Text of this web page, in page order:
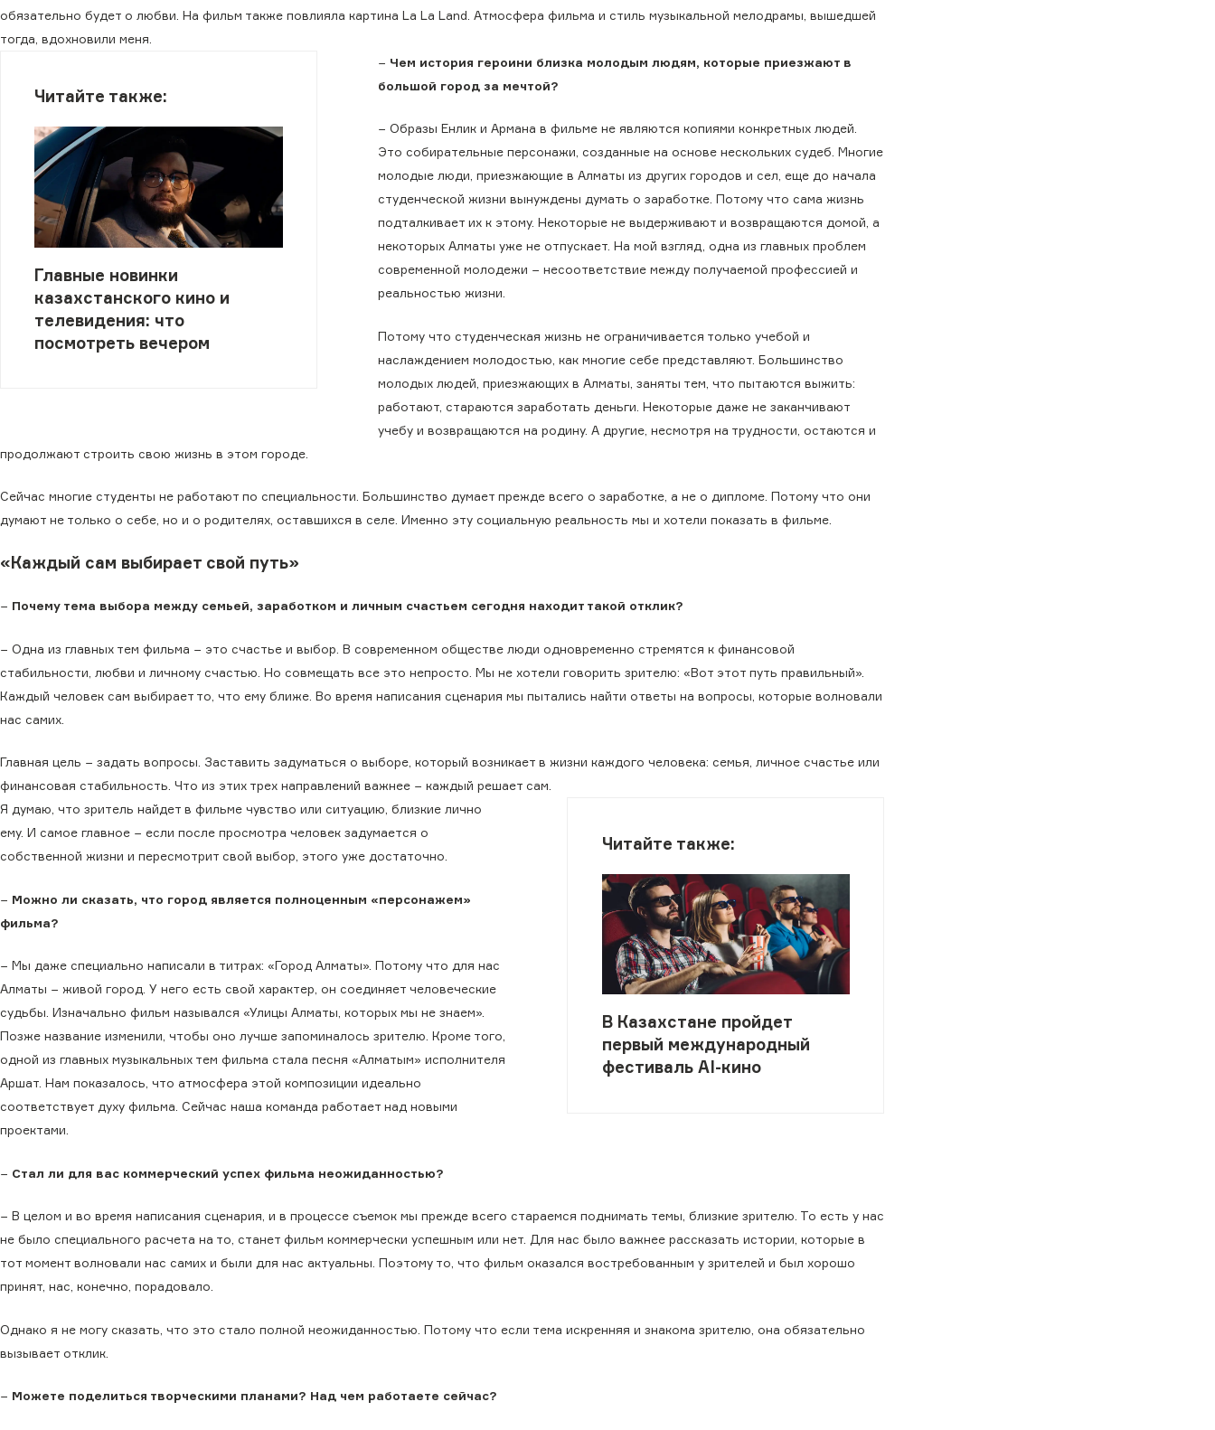
обязательно будет о любви. На фильм также повлияла картина La La Land. Атмосфера фильма и стиль музыкальной мелодрамы, вышедшей
тогда, вдохновили меня.
Читайте также:
Главные новинки
казахстанского кино и
телевидения: что
посмотреть вечером
− Чем история героини близка молодым людям, которые приезжают в
большой город за мечтой?
− Образы Енлик и Армана в фильме не являются копиями конкретных людей.
Это собирательные персонажи, созданные на основе нескольких судеб. Многие
молодые люди, приезжающие в Алматы из других городов и сел, еще до начала
студенческой жизни вынуждены думать о заработке. Потому что сама жизнь
подталкивает их к этому. Некоторые не выдерживают и возвращаются домой, а
некоторых Алматы уже не отпускает. На мой взгляд, одна из главных проблем
современной молодежи − несоответствие между получаемой профессией и
реальностью жизни.
Потому что студенческая жизнь не ограничивается только учебой и
наслаждением молодостью, как многие себе представляют. Большинство
молодых людей, приезжающих в Алматы, заняты тем, что пытаются выжить:
работают, стараются заработать деньги. Некоторые даже не заканчивают
учебу и возвращаются на родину. А другие, несмотря на трудности, остаются и
продолжают строить свою жизнь в этом городе.
Сейчас многие студенты не работают по специальности. Большинство думает прежде всего о заработке, а не о дипломе. Потому что они
думают не только о себе, но и о родителях, оставшихся в селе. Именно эту социальную реальность мы и хотели показать в фильме.
«Каждый сам выбирает свой путь»
− Почему тема выбора между семьей, заработком и личным счастьем сегодня находит такой отклик?
− Одна из главных тем фильма − это счастье и выбор. В современном обществе люди одновременно стремятся к финансовой
стабильности, любви и личному счастью. Но совмещать все это непросто. Мы не хотели говорить зрителю: «Вот этот путь правильный».
Каждый человек сам выбирает то, что ему ближе. Во время написания сценария мы пытались найти ответы на вопросы, которые волновали
нас самих.
Главная цель − задать вопросы. Заставить задуматься о выборе, который возникает в жизни каждого человека: семья, личное счастье или
финансовая стабильность. Что из этих трех направлений важнее − каждый решает сам.
Читайте также:
В Казахстане пройдет
первый международный
фестиваль AI-кино
Я думаю, что зритель найдет в фильме чувство или ситуацию, близкие лично
ему. И самое главное − если после просмотра человек задумается о
собственной жизни и пересмотрит свой выбор, этого уже достаточно.
− Можно ли сказать, что город является полноценным «персонажем»
фильма?
− Мы даже специально написали в титрах: «Город Алматы». Потому что для нас
Алматы − живой город. У него есть свой характер, он соединяет человеческие
судьбы. Изначально фильм назывался «Улицы Алматы, которых мы не знаем».
Позже название изменили, чтобы оно лучше запоминалось зрителю. Кроме того,
одной из главных музыкальных тем фильма стала песня «Алматым» исполнителя
Аршат. Нам показалось, что атмосфера этой композиции идеально
соответствует духу фильма. Сейчас наша команда работает над новыми
проектами.
− Стал ли для вас коммерческий успех фильма неожиданностью?
− В целом и во время написания сценария, и в процессе съемок мы прежде всего стараемся поднимать темы, близкие зрителю. То есть у нас
не было специального расчета на то, станет фильм коммерчески успешным или нет. Для нас было важнее рассказать истории, которые в
тот момент волновали нас самих и были для нас актуальны. Поэтому то, что фильм оказался востребованным у зрителей и был хорошо
принят, нас, конечно, порадовало.
Однако я не могу сказать, что это стало полной неожиданностью. Потому что если тема искренняя и знакома зрителю, она обязательно
вызывает отклик.
− Можете поделиться творческими планами? Над чем работаете сейчас?